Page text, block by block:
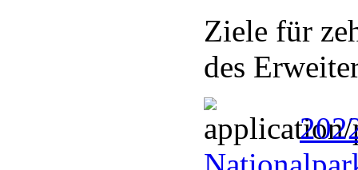
Ziele für
des